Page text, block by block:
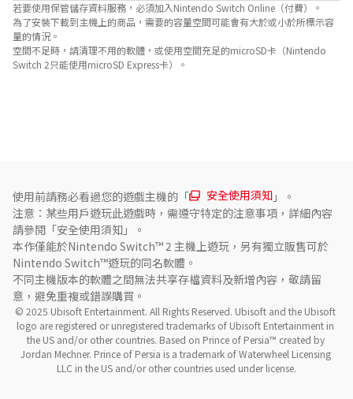
若要使用保管儲存資料服務，必須加入Nintendo Switch Online（付費）。
為了安裝下載到主機上的商品，需要的容量空間可能會有大於或小於所標示容
量的情況。
空間不足時，請清理不用的軟體，或使用空間充足的microSD卡（Nintendo
Switch 2只能使用microSD Express卡）。
使用前請務必看過您的遊戲主機的「 安全使用須知 」。
注意：某些用戶遊玩此遊戲時，需遵守特定的注意事項，詳細內容
請參閱「安全使用須知」。
本作僅能於Nintendo Switch™ 2 主機上遊玩，另有獨立販售可於
Nintendo Switch™遊玩的同名軟體。
不同主機版本的軟體之間無法共享存檔資料及新增內容，敬請留
意，避免重複或錯誤購買。
© 2025 Ubisoft Entertainment. All Rights Reserved. Ubisoft and the Ubisoft
logo are registered or unregistered trademarks of Ubisoft Entertainment in
the US and/or other countries. Based on Prince of Persia™ created by
Jordan Mechner. Prince of Persia is a trademark of Waterwheel Licensing
LLC in the US and/or other countries used under license.